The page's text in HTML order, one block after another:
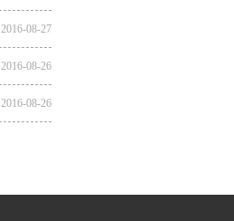
2016-08-27
2016-08-26
2016-08-26